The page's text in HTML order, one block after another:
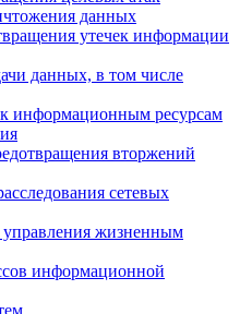
данных
утечек информации
данных, в том числе
информационным ресурсам
вторжений
сетевых
управления жизненным
информационной